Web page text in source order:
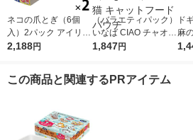
ネコの爪とぎ（6個
入）2パック アイリス
オーヤマ
2,188円
（バラエティパック）
いなば CIAO チャオ
ピュア 乳酸菌 国産
1,847円
ド
麻
猫
この商品と関連するPRアイテム